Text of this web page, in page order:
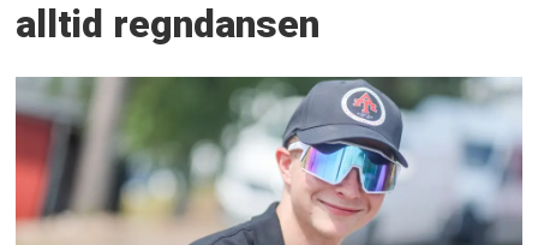
alltid regndansen